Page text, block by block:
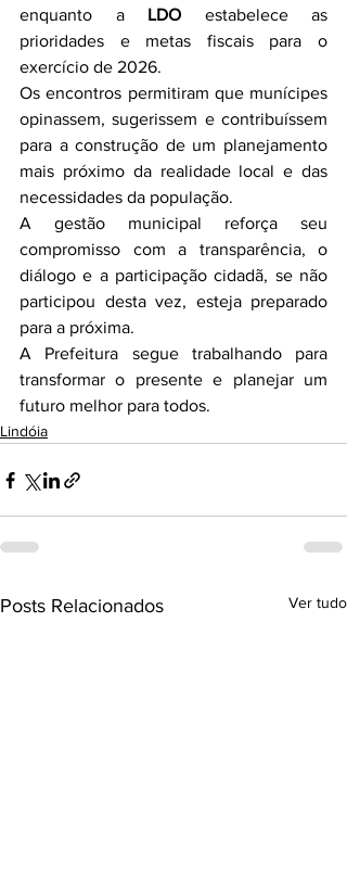
enquanto a LDO estabelece as
prioridades e metas fiscais para o
exercício de 2026.
Os encontros permitiram que munícipes
opinassem, sugerissem e contribuíssem
para a construção de um planejamento
mais próximo da realidade local e das
necessidades da população.
A gestão municipal reforça seu
compromisso com a transparência, o
diálogo e a participação cidadã, se não
participou desta vez, esteja preparado
para a próxima.
A Prefeitura segue trabalhando para
transformar o presente e planejar um
futuro melhor para todos.
Lindóia
Posts Relacionados Ver tudo